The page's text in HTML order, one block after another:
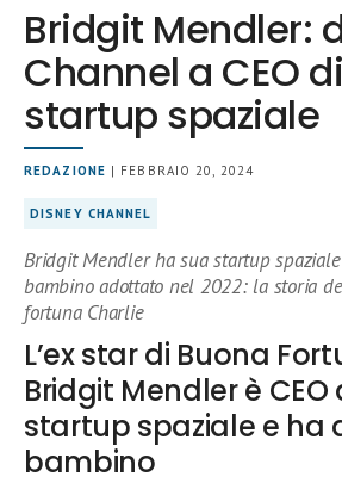
Bridgit Mendler:
Channel a CEO
startup spaziale
REDAZIONE | FEBBRAIO 20, 2024
DISNEY CHANNEL
Bridgit Mendler ha sua startup
bambino adottato nel 2022: la storia
fortuna Charlie
L’ex star di Buona
Bridgit Mendler è CEO
startup spaziale e ha
bambino